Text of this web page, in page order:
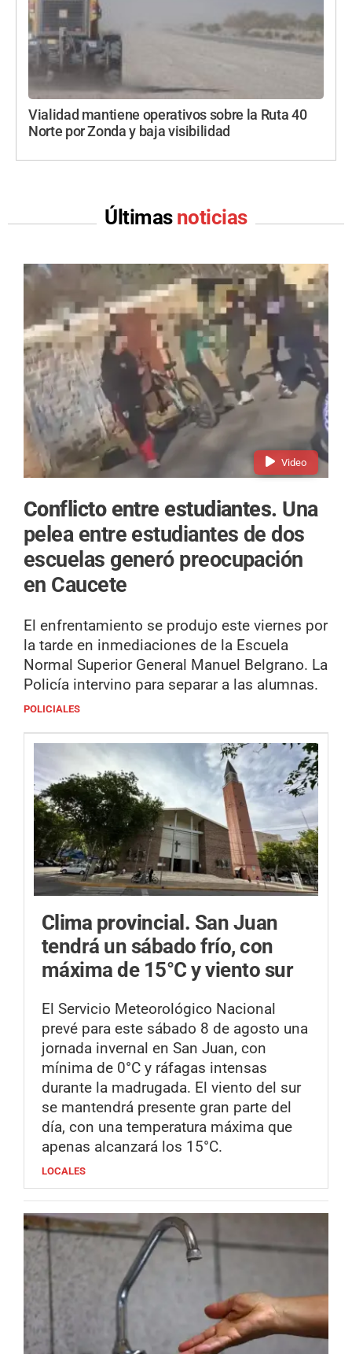
Vialidad mantiene operativos sobre la Ruta 40
Norte por Zonda y baja visibilidad
Últimas noticias
Video
Conflicto entre estudiantes. Una
pelea entre estudiantes de dos
escuelas generó preocupación
en Caucete
El enfrentamiento se produjo este viernes por
la tarde en inmediaciones de la Escuela
Normal Superior General Manuel Belgrano. La
Policía intervino para separar a las alumnas.
POLICIALES
Clima provincial. San Juan
tendrá un sábado frío, con
máxima de 15°C y viento sur
El Servicio Meteorológico Nacional
prevé para este sábado 8 de agosto una
jornada invernal en San Juan, con
mínima de 0°C y ráfagas intensas
durante la madrugada. El viento del sur
se mantendrá presente gran parte del
día, con una temperatura máxima que
apenas alcanzará los 15°C.
LOCALES